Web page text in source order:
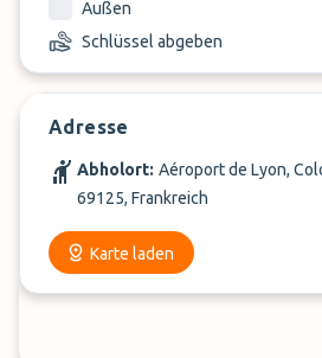
Außen
Schlüssel abgeben
Adresse
Abholort: Aéroport de Lyon,
69125, Frankreich
Karte laden